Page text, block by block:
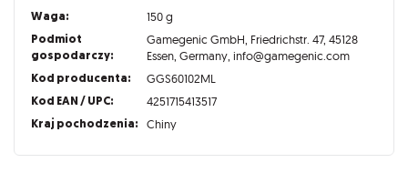
Waga: 150 g
Podmiot
gospodarczy:
Gamegenic GmbH, Friedrichstr. 47, 45128
Essen, Germany, info@gamegenic.com
Kod producenta: GGS60102ML
Kod EAN / UPC: 4251715413517
Kraj pochodzenia: Chiny